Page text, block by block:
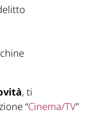
, ti
“Cinema/TV”